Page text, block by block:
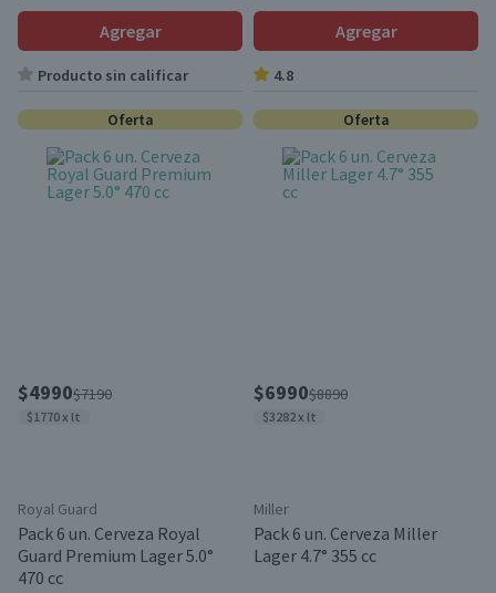
Agregar
Producto sin calificar
Agregar
4.8
Oferta
$4990$7190
$1770 x lt
Royal Guard
Pack 6 un. Cerveza Royal
Guard Premium Lager 5.0°
470 cc
Oferta
$6990$8890
$3282 x lt
Miller
Pack 6 un. Cerveza Miller
Lager 4.7° 355 cc